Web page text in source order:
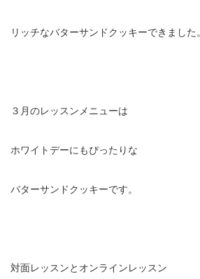
リッチなバターサンドクッキーできました。
３月のレッスンメニューは
ホワイトデーにもぴったりな
バターサンドクッキーです。
対面レッスンとオンラインレッスン